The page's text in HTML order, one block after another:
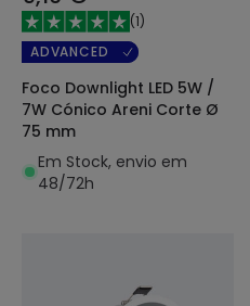
(1)
ADVANCED
Foco Downlight LED 5W /
7W Cónico Areni Corte Ø
75 mm
Em Stock, envio em
48/72h